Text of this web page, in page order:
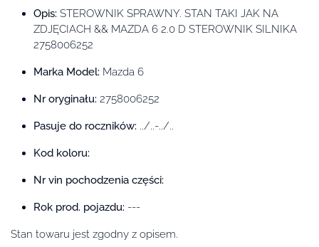
Opis: STEROWNIK SPRAWNY. STAN TAKI JAK NA
ZDJĘCIACH && MAZDA 6 2.0 D STEROWNIK SILNIKA
2758006252
Marka Model: Mazda 6
Nr oryginału: 2758006252
Pasuje do roczników: ../..-../..
Kod koloru:
Nr vin pochodzenia części:
Rok prod. pojazdu: ---
Stan towaru jest zgodny z opisem.